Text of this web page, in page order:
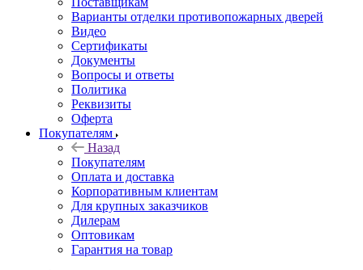
Варианты отделки противопожарных дверей
Видео
Сертификаты
Документы
Вопросы и ответы
Политика
Реквизиты
Оферта
Покупателям
Назад
Покупателям
Оплата и доставка
Корпоративным клиентам
Для крупных заказчиков
Дилерам
Оптовикам
Гарантия на товар